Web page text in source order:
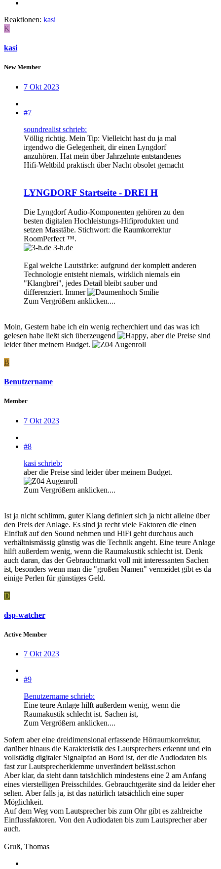
Reaktionen: kasi
K
kasi
New Member
7 Okt 2023
#7
soundrealist schrieb:
Völlig richtig. Mein Tip: Vielleicht hast du ja mal
irgendwo die Gelegenheit, dir einen Lyngdorf
anzuhören. Hat mein über Jahrzehnte entstandenes
Hifi-Weltbild praktisch über Nacht obsolet gemacht
LYNGDORF Startseite - DREI H
Die Lyngdorf Audio-Komponenten gehören zu den
besten digitalen Hochleistungs-Hifiprodukten und
setzen Masstäbe. Stichwort: die Raumkorrektur
RoomPerfect ™.
3-h.de
Egal welche Lautstärke: aufgrund der komplett anderen
Technologie entsteht niemals, wirklich niemals ein
"Klangbrei", jedes Detail bleibt sauber und
differenziert. Immer
Zum Vergrößern anklicken....
Moin, Gestern habe ich ein wenig recherchiert und das was ich
gelesen habe ließt sich überzeugend
, aber die Preise sind
leider über meinem Budget.
B
Benutzername
Member
7 Okt 2023
#8
kasi schrieb:
aber die Preise sind leider über meinem Budget.
Zum Vergrößern anklicken....
Ist ja nicht schlimm, guter Klang definiert sich ja nicht alleine über
den Preis der Anlage. Es sind ja recht viele Faktoren die einen
Einfluß auf den Sound nehmen und HiFi geht durchaus auch
verhältnismässig günstig was die Technik angeht. Eine teure Anlage
hilft außerdem wenig, wenn die Raumakustik schlecht ist. Denk
auch daran, das der Gebrauchtmarkt voll mit interessanten Sachen
ist, besonders wenn man die "großen Namen" vermeidet gibt es da
einige Perlen für günstiges Geld.
D
dsp-watcher
Active Member
7 Okt 2023
#9
Benutzername schrieb:
Eine teure Anlage hilft außerdem wenig, wenn die
Raumakustik schlecht ist. Sachen ist,
Zum Vergrößern anklicken....
Sofern aber eine dreidimensional erfassende Hörraumkorrektur,
darüber hinaus die Karakteristik des Lautsprechers erkennt und ein
vollstädig digitaler Signalpfad an Bord ist, der die Audiodaten bis
fast zur Lautsprecherklemme unverändert belässt.schon
Aber klar, da steht dann tatsächlich mindestens eine 2 am Anfang
eines vierstelligen Preisschildes. Gebrauchtgeräte sind da leider eher
selten. Aber falls ja, ist das natürlich tatsächlich eine super
Möglichkeit.
Auf dem Weg vom Lautsprecher bis zum Ohr gibt es zahlreiche
Einflussfaktoren. Von den Audiodaten bis zum Lautsprecher aber
auch.
Gruß, Thomas